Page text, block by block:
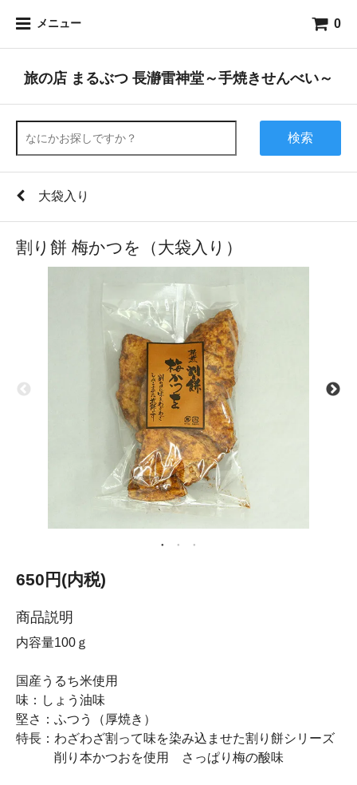
メニュー 0
旅の店 まるぶつ 長瀞雷神堂～手焼きせんべい～
検索
大袋入り
割り餅 梅かつを（大袋入り）
650円(内税)
商品説明
内容量100ｇ
国産うるち米使用
味：しょう油味
堅さ：ふつう（厚焼き）
特長：わざわざ割って味を染み込ませた割り餅シリーズ
削り本かつおを使用 さっぱり梅の酸味